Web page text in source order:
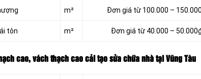
m² Đơn giá từ 100.000 –
tôn m² Đơn giá từ 40.000 –
cao, vách thạch cao cải tạo sửa chữa nhà tại Vũng Tàu